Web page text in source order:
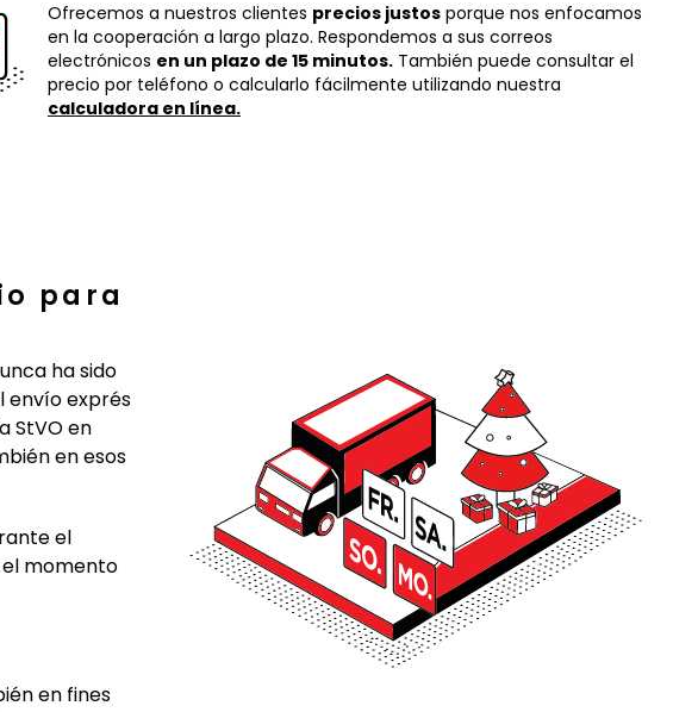
Ofrecemos a nuestros clientes precios justos porque nos enfocamos
en la cooperación a largo plazo. Respondemos a sus correos
electrónicos en un plazo de 15 minutos. También puede consultar el
precio por teléfono o calcularlo fácilmente utilizando nuestra
calculadora en línea.
para
ha sido
envío exprés
StVO en
en esos
el
momento
en fines